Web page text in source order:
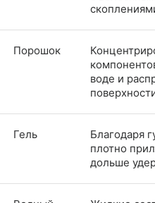
Порошок
воде и
Гель
Благодаря
плотно
дольше